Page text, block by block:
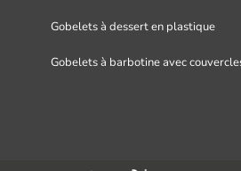
Gobelets à dessert en plastique
Gobelets à barbotine avec